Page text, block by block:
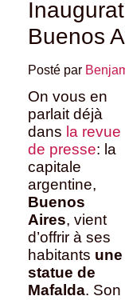
Buenos
Posté par
On vous en
parlait déjà
dans la revue
de presse: la
capitale
argentine,
Buenos
Aires, vient
d’offrir à ses
habitants une
statue de
Mafalda. Son